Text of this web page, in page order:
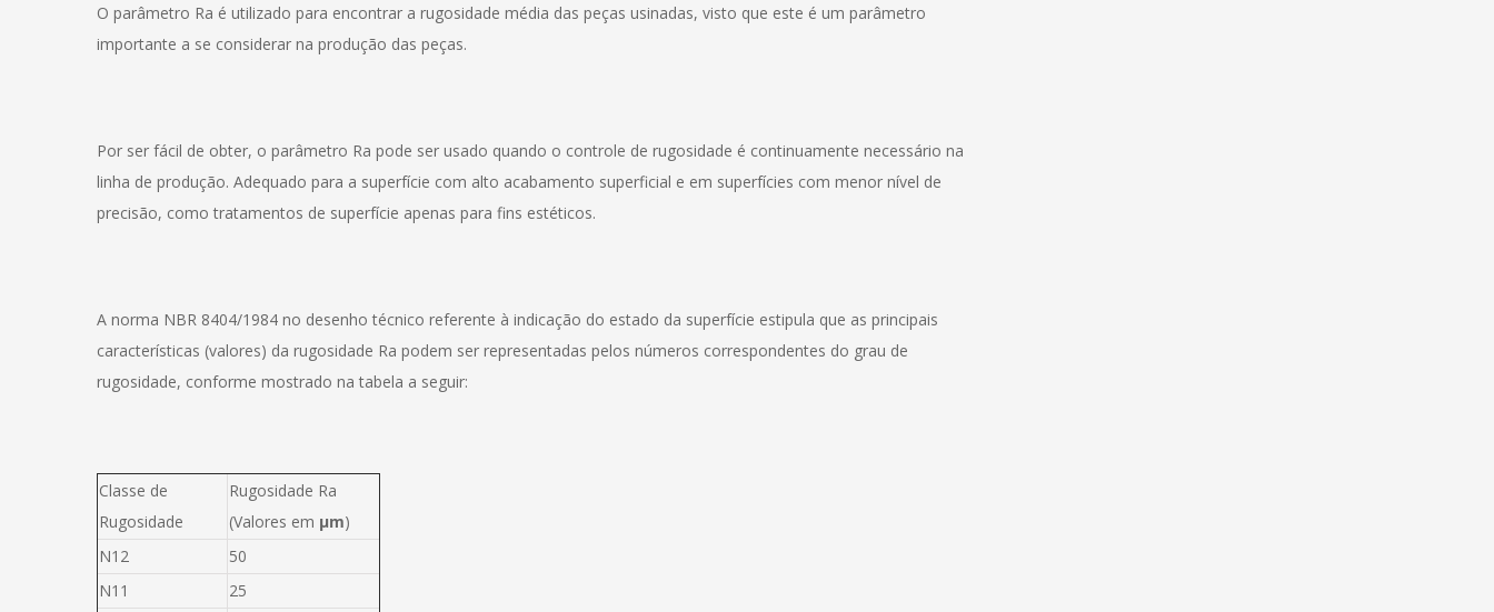
O parâmetro Ra é utilizado para encontrar a rugosidade média das peças usinadas, visto que este é um parâmetro
importante a se considerar na produção das peças.
Por ser fácil de obter, o parâmetro Ra pode ser usado quando o controle de rugosidade é continuamente necessário na
linha de produção. Adequado para a superfície com alto acabamento superficial e em superfícies com menor nível de
precisão, como tratamentos de superfície apenas para fins estéticos.
A norma NBR 8404/1984 no desenho técnico referente à indicação do estado da superfície estipula que as principais
características (valores) da rugosidade Ra podem ser representadas pelos números correspondentes do grau de
rugosidade, conforme mostrado na tabela a seguir:
Classe de
Rugosidade
Rugosidade Ra
(Valores em μm)
N12
50
N11
25